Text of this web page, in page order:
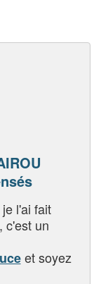
l'ai fait
c'est un
et soyez